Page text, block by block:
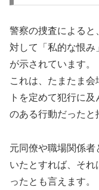
警察の捜査によると
対して「私的な恨
が示されています。
これは、たまたま
トを定めて犯行に
のある行動だったと
元同僚や職場関係者
いたとすれば、そ
ったとも言えます。